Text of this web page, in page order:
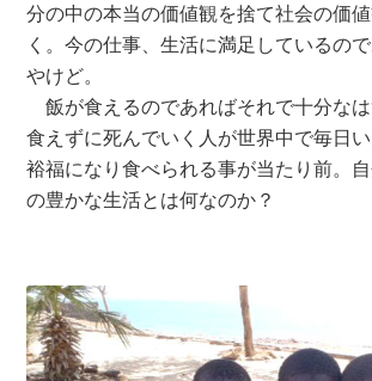
分の中の本当の価値観を捨て社会の価
く。今の仕事、生活に満足しているの
やけど。
飯が食えるのであればそれで十分な
食えずに死んでいく人が世界中で毎日
裕福になり食べられる事が当たり前。
の豊かな生活とは何なのか？